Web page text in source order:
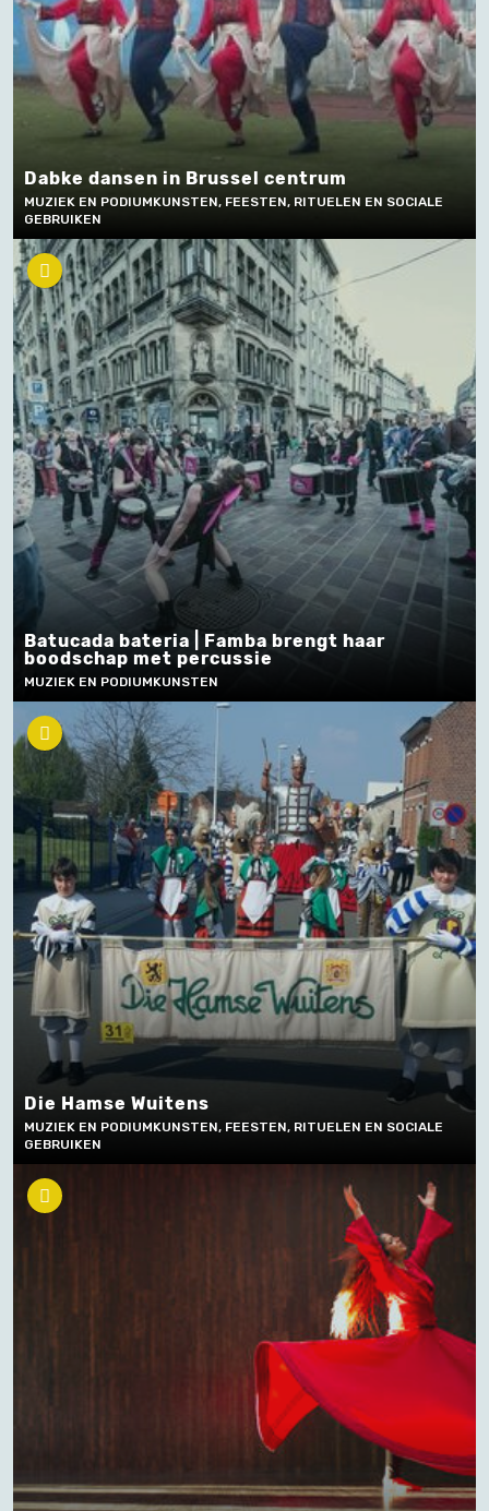
Dabke dansen in Brussel centrum
MUZIEK EN PODIUMKUNSTEN, FEESTEN, RITUELEN EN SOCIALE
GEBRUIKEN
Batucada bateria | Famba brengt haar
boodschap met percussie
MUZIEK EN PODIUMKUNSTEN
Die Hamse Wuitens
MUZIEK EN PODIUMKUNSTEN, FEESTEN, RITUELEN EN SOCIALE
GEBRUIKEN